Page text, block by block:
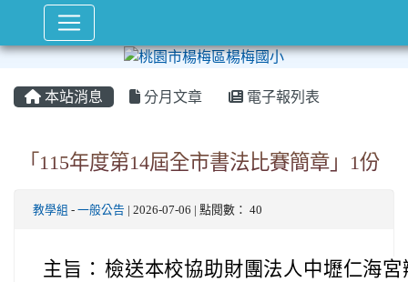
本站消息 分月文章 電子報列表
「115年度第14屆全市書法比賽簡章」1份
教學組 - 一般公告 | 2026-07-06 | 點閱數： 40
主旨： 檢送本校協助財團法人中壢仁海